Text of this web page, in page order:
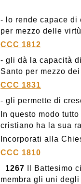
- lo rende capace
per mezzo delle
CCC 1812
- gli dà la capacità
Santo per mezzo
CCC 1831
- gli permette di
In questo modo
cristiano ha la sua
Incorporati alla
CCC 1810
1267 Il Battesimo
membra gli uni